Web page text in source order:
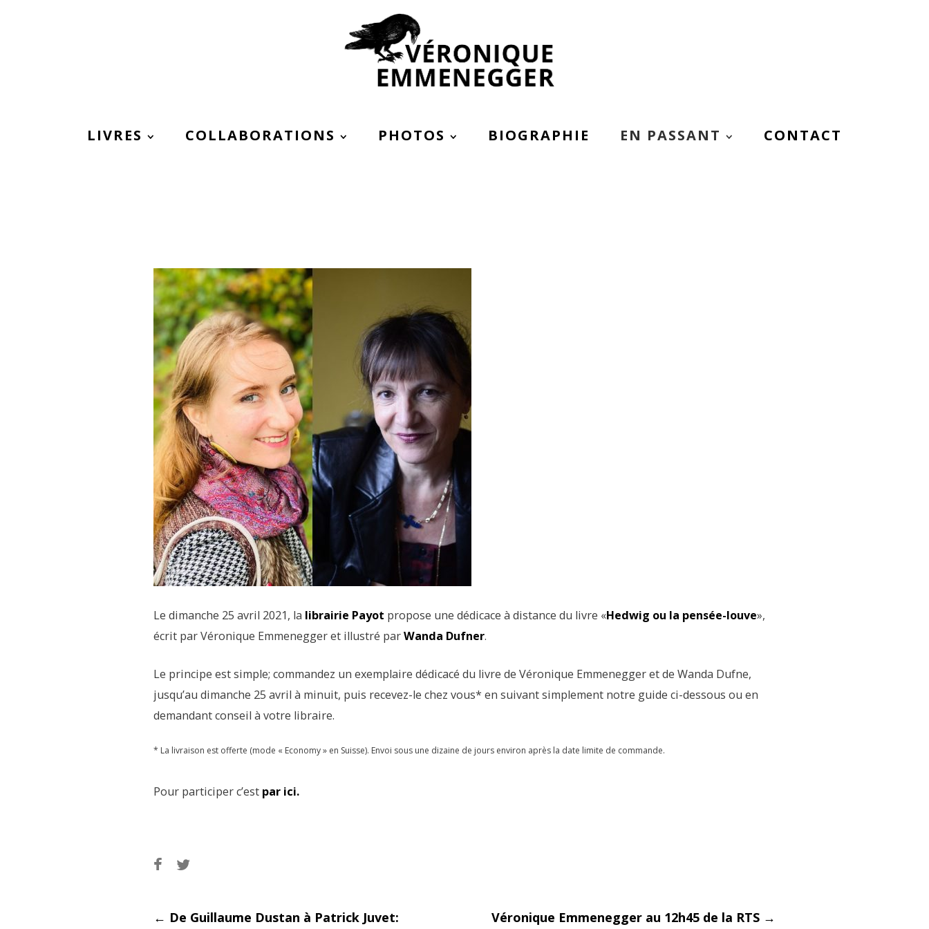
LIVRES COLLABORATIONS PHOTOS BIOGRAPHIE EN PASSANT CONTACT
Le dimanche 25 avril 2021, la librairie Payot propose une dédicace à distance du livre «Hedwig ou la pensée-louve»,
écrit par Véronique Emmenegger et illustré parWanda Dufner.
Le principe est simple; commandez un exemplaire dédicacé du livre de Véronique Emmenegger et de Wanda Dufne,
jusqu’au dimanche 25 avril à minuit, puis recevez-le chez vous* en suivant simplement notre guide ci-dessous ou en
demandant conseil à votre libraire.
* La livraison est offerte (mode « Economy » en Suisse). Envoi sous une dizaine de jours environ après la date limite de commande.
Pour participer c’est par ici.
← De Guillaume Dustan à Patrick Juvet: Véronique Emmenegger au 12h45 de la RTS →